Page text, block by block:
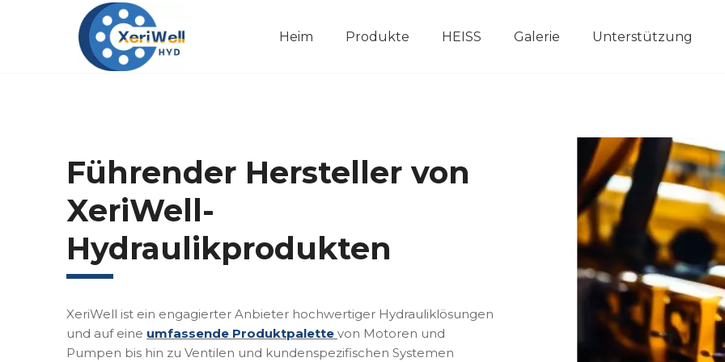
Heim Produkte HEISS Galerie Unterstützung
Führender Hersteller von
XeriWell-
Hydraulikprodukten
XeriWell ist ein engagierter Anbieter hochwertiger Hydrauliklösungen
und auf eine umfassende Produktpalette von Motoren und
Pumpen bis hin zu Ventilen und kundenspezifischen Systemen